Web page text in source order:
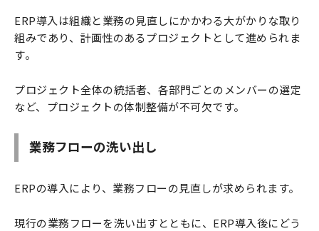
ERP導入は組織と業務の見直しにかかわる大がかりな取り
組みであり、計画性のあるプロジェクトとして進められま
す。
プロジェクト全体の統括者、各部門ごとのメンバーの選定
など、プロジェクトの体制整備が不可欠です。
業務フローの洗い出し
ERPの導入により、業務フローの見直しが求められます。
現行の業務フローを洗い出すとともに、ERP導入後にどう